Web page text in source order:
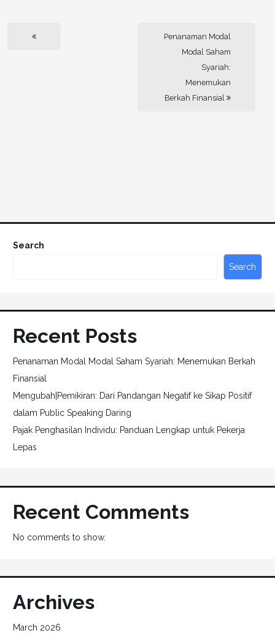
Penanaman Modal
Modal Saham
Syariah:
Menemukan
Berkah Finansial
Search
Search
Recent Posts
Penanaman Modal Modal Saham Syariah: Menemukan Berkah
Finansial
Mengubah|Pemikiran: Dari Pandangan Negatif ke Sikap Positif
dalam Public Speaking Daring
Pajak Penghasilan Individu: Panduan Lengkap untuk Pekerja
Lepas
Recent Comments
No comments to show.
Archives
March 2026